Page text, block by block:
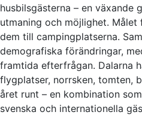
husbilsgästerna – en växande
utmaning och möjlighet.
dem till campingplatserna.
demografiska förändringar,
framtida efterfrågan. Dalarna
flygplatser, norrsken, tomten,
året runt – en kombination
svenska och internationella